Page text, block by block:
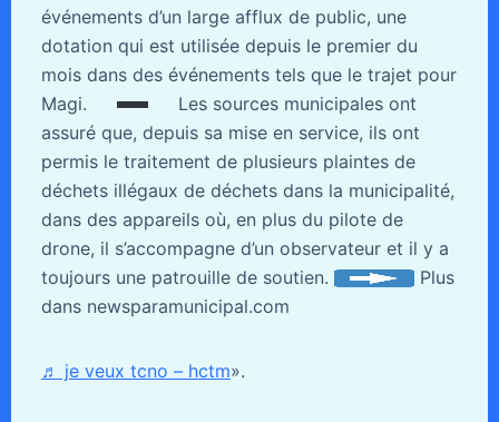
événements d’un large afflux de public, une
dotation qui est utilisée depuis le premier du
mois dans des événements tels que le trajet pour
Magi.
Les sources municipales ont
assuré que, depuis sa mise en service, ils ont
permis le traitement de plusieurs plaintes de
déchets illégaux de déchets dans la municipalité,
dans des appareils où, en plus du pilote de
drone, il s’accompagne d’un observateur et il y a
toujours une patrouille de soutien.
Plus
dans newsparamunicipal.com
♬ je veux tcno – hctm».